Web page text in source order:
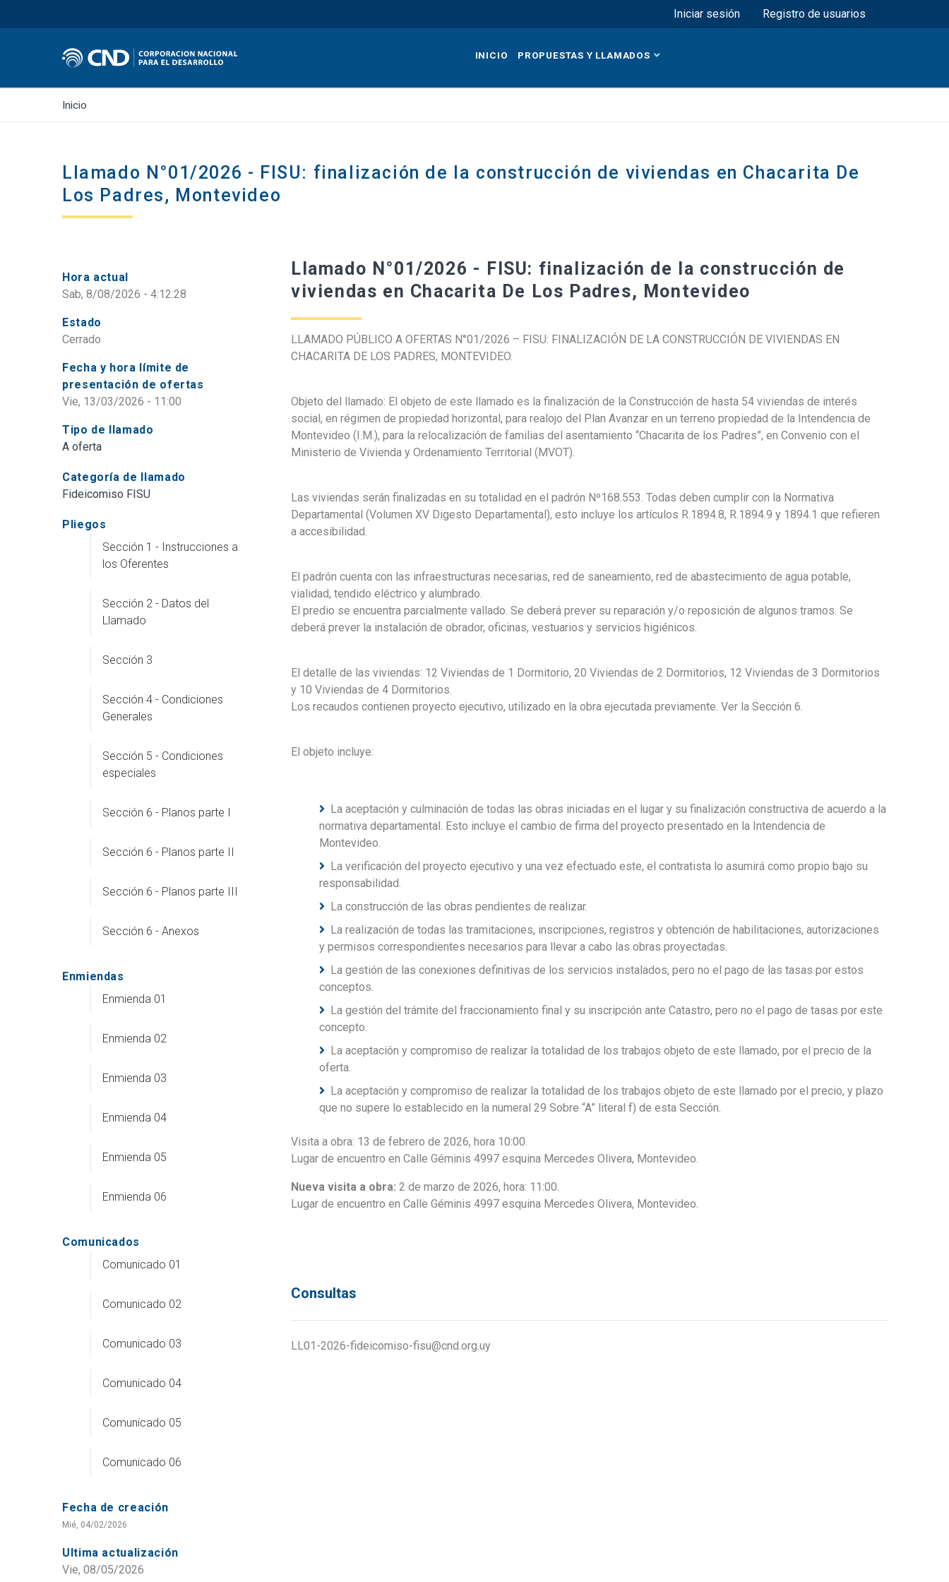
al
principal
Menú superior
Iniciar sesión Registro de usuarios
INICIO PROPUESTAS Y LLAMADOS
Inicio
Llamado N°01/2026 - FISU: finalización de la construcción de viviendas en Chacarita De
Los Padres, Montevideo
Hora actual
Sab, 8/08/2026 - 4:12:28
Estado
Cerrado
Fecha y hora límite de
presentación de ofertas
Vie, 13/03/2026 - 11:00
Tipo de llamado
A oferta
Categoría de llamado
Fideicomiso FISU
Pliegos
Sección 1 - Instrucciones a
los Oferentes
Sección 2 - Datos del
Llamado
Sección 3
Sección 4 - Condiciones
Generales
Sección 5 - Condiciones
especiales
Sección 6 - Planos parte I
Sección 6 - Planos parte II
Sección 6 - Planos parte III
Sección 6 - Anexos
Enmiendas
Enmienda 01
Enmienda 02
Enmienda 03
Enmienda 04
Enmienda 05
Enmienda 06
Comunicados
Comunicado 01
Comunicado 02
Comunicado 03
Comunicado 04
Comunicado 05
Comunicado 06
Fecha de creación
Mié, 04/02/2026
Ultima actualización
Vie, 08/05/2026
Llamado N°01/2026 - FISU: finalización de la construcción de
viviendas en Chacarita De Los Padres, Montevideo
LLAMADO PÚBLICO A OFERTAS N°01/2026 – FISU: FINALIZACIÓN DE LA CONSTRUCCIÓN DE VIVIENDAS EN
CHACARITA DE LOS PADRES, MONTEVIDEO.
Objeto del llamado: El objeto de este llamado es la finalización de la Construcción de hasta 54 viviendas de interés
social, en régimen de propiedad horizontal, para realojo del Plan Avanzar en un terreno propiedad de la Intendencia de
Montevideo (I.M.), para la relocalización de familias del asentamiento “Chacarita de los Padres”, en Convenio con el
Ministerio de Vivienda y Ordenamiento Territorial (MVOT).
Las viviendas serán finalizadas en su totalidad en el padrón Nº168.553. Todas deben cumplir con la Normativa
Departamental (Volumen XV Digesto Departamental), esto incluye los artículos R.1894.8, R.1894.9 y 1894.1 que refieren
a accesibilidad.
El padrón cuenta con las infraestructuras necesarias, red de saneamiento, red de abastecimiento de agua potable,
vialidad, tendido eléctrico y alumbrado.
El predio se encuentra parcialmente vallado. Se deberá prever su reparación y/o reposición de algunos tramos. Se
deberá prever la instalación de obrador, oficinas, vestuarios y servicios higiénicos.
El detalle de las viviendas: 12 Viviendas de 1 Dormitorio, 20 Viviendas de 2 Dormitorios, 12 Viviendas de 3 Dormitorios
y 10 Viviendas de 4 Dormitorios.
Los recaudos contienen proyecto ejecutivo, utilizado en la obra ejecutada previamente. Ver la Sección 6.
El objeto incluye:
La aceptación y culminación de todas las obras iniciadas en el lugar y su finalización constructiva de acuerdo a la
normativa departamental. Esto incluye el cambio de firma del proyecto presentado en la Intendencia de
Montevideo.
La verificación del proyecto ejecutivo y una vez efectuado este, el contratista lo asumirá como propio bajo su
responsabilidad.
La construcción de las obras pendientes de realizar.
La realización de todas las tramitaciones, inscripciones, registros y obtención de habilitaciones, autorizaciones
y permisos correspondientes necesarios para llevar a cabo las obras proyectadas.
La gestión de las conexiones definitivas de los servicios instalados, pero no el pago de las tasas por estos
conceptos.
La gestión del trámite del fraccionamiento final y su inscripción ante Catastro, pero no el pago de tasas por este
concepto.
La aceptación y compromiso de realizar la totalidad de los trabajos objeto de este llamado, por el precio de la
oferta.
La aceptación y compromiso de realizar la totalidad de los trabajos objeto de este llamado por el precio, y plazo
que no supere lo establecido en la numeral 29 Sobre “A” literal f) de esta Sección.
Visita a obra: 13 de febrero de 2026, hora 10:00.
Lugar de encuentro en Calle Géminis 4997 esquina Mercedes Olivera, Montevideo.
Nueva visita a obra: 2 de marzo de 2026, hora: 11:00.
Lugar de encuentro en Calle Géminis 4997 esquina Mercedes Olivera, Montevideo.
Consultas
LL01-2026-fideicomiso-fisu@cnd.org.uy